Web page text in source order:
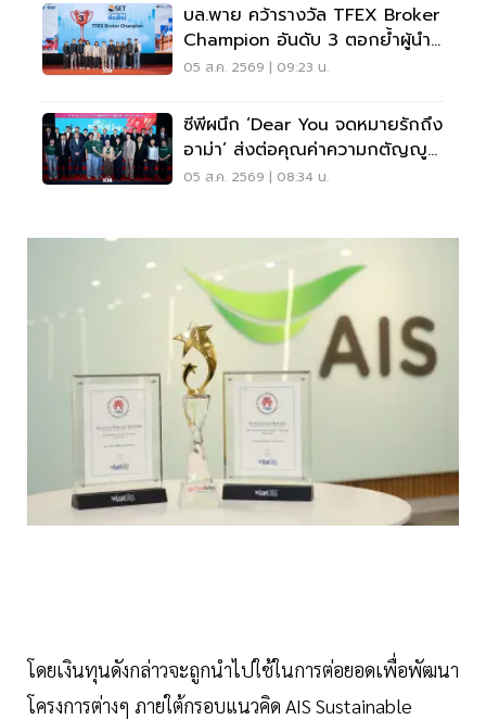
บล.พาย คว้ารางวัล TFEX Broker
Champion อันดับ 3 ตอกย้ำผู้นำ
บริการอนุพันธ์
05 ส.ค. 2569 | 09:23 น.
ซีพีผนึก ‘Dear You จดหมายรักถึง
อาม่า’ ส่งต่อคุณค่าความกตัญญู
สร้างวัฒนธรรมองค์กร
05 ส.ค. 2569 | 08:34 น.
โดยเงินทุนดังกล่าวจะถูกนำไปใช้ในการต่อยอดเพื่อพัฒนา
โครงการต่างๆ ภายใต้กรอบแนวคิด AIS Sustainable